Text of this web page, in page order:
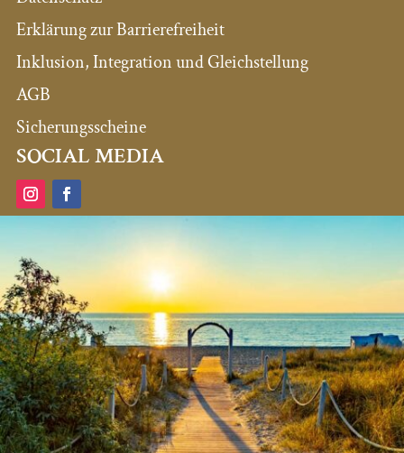
Erklärung zur Barrierefreiheit
Inklusion, Integration und Gleichstellung
AGB
Sicherungsscheine
SOCIAL MEDIA